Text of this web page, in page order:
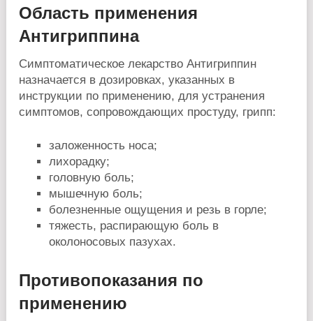
Область применения
Антигриппина
Симптоматическое лекарство Антигриппин
назначается в дозировках, указанных в
инструкции по применению, для устранения
симптомов, сопровождающих простуду, грипп:
заложенность носа;
лихорадку;
головную боль;
мышечную боль;
болезненные ощущения и резь в горле;
тяжесть, распирающую боль в
околоносовых пазухах.
Противопоказания по
применению